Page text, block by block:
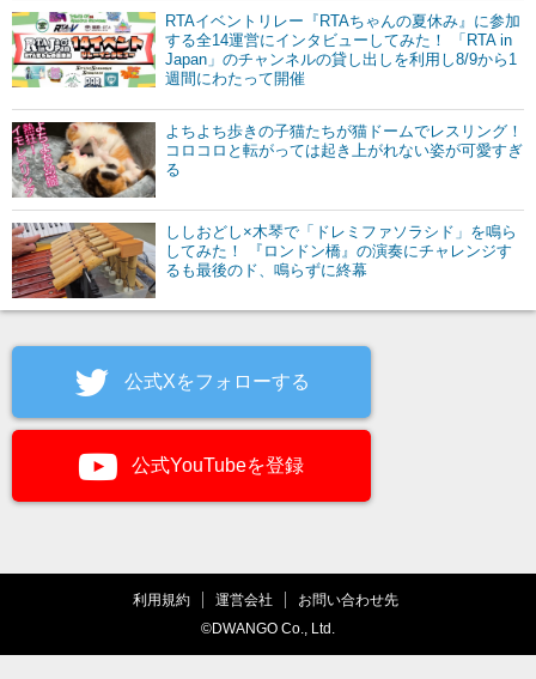
RTAイベントリレー『RTAちゃんの夏休み』に参加
する全14運営にインタビューしてみた！ 「RTA in
Japan」のチャンネルの貸し出しを利用し8/9から1
週間にわたって開催
よちよち歩きの子猫たちが猫ドームでレスリング！
コロコロと転がっては起き上がれない姿が可愛すぎ
る
ししおどし×木琴で「ドレミファソラシド」を鳴ら
してみた！ 『ロンドン橋』の演奏にチャレンジす
るも最後のド、鳴らずに終幕
公式Xをフォローする
公式YouTubeを登録
利用規約 運営会社
お問い合わせ先
©DWANGO Co., Ltd.